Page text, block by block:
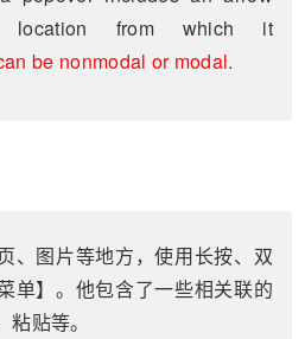
from which it
be nonmodal or modal.
、图片等地方，使用长按、双
单】。他包含了一些相关联的
贴等。